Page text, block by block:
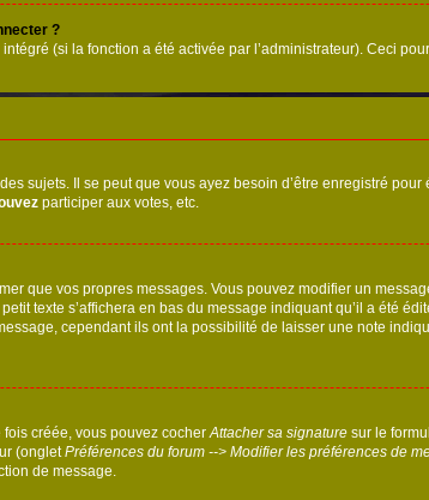
?
(si la fonction a été activée par l’administrateur). Ceci
sujets. Il se peut que vous ayez besoin d’être enregistré
participer aux votes, etc.
que vos propres messages. Vous pouvez modifier un
texte s’affichera en bas du message indiquant qu’il a été
cependant ils ont la possibilité de laisser une note
créée, vous pouvez cocher Attacher sa signature sur le
(ongletPréférences du forum --> Modifier les préférences de
de message.